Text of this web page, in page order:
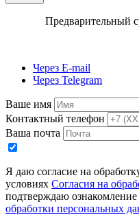
Предварительный
Через E-mail
Через Telegram
Ваше имя
Контактный телефон
Ваша почта
Я даю согласие на
условиях Согласия на
подтверждаю ознакомление
обработки персональных